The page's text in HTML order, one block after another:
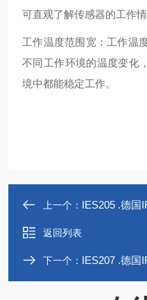
可直观了解传感器的工作
工作温度范围宽：工作温
不同工作环境的温度变化
境中都能稳定工作。
上一个： IES205 .德国
返回列表
下一个： IES207 .德国